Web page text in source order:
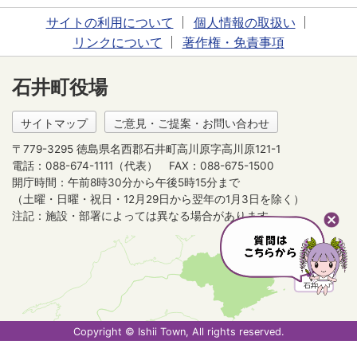
サイトの利用について
個人情報の取扱い
リンクについて
著作権・免責事項
石井町役場
サイトマップ ご意見・ご提案・お問い合わせ
〒779-3295 徳島県名西郡石井町高川原字高川原121-1
電話：088-674-1111（代表）
FAX：088-675-1500
開庁時間：午前8時30分から午後5時15分まで
（土曜・日曜・祝日・12月29日から翌年の1月3日を除く）
注記：施設・部署によっては異なる場合があります。
Copyright © Ishii Town, All rights reserved.